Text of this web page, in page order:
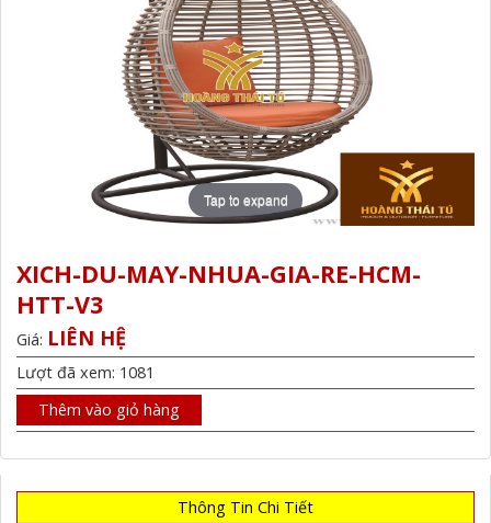
Tap to expand
XICH-DU-MAY-NHUA-GIA-RE-HCM-
HTT-V3
Giá: LIÊN HỆ
Lượt đã xem: 1081
Thêm vào giỏ hàng
Thông Tin Chi Tiết